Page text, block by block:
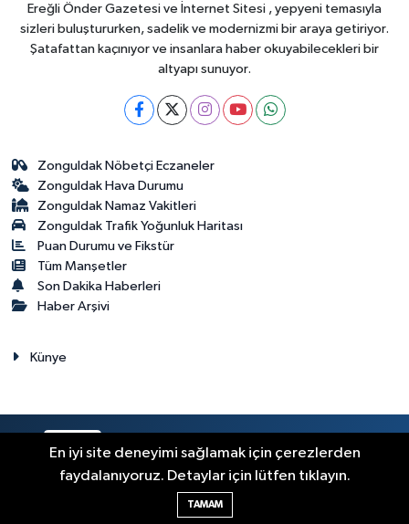
Ereğli Önder Gazetesi ve İnternet Sitesi , yepyeni temasıyla
sizleri buluştururken, sadelik ve modernizmi bir araya getiriyor.
Şatafattan kaçınıyor ve insanlara haber okuyabilecekleri bir
altyapı sunuyor.
Zonguldak Nöbetçi Eczaneler
Zonguldak Hava Durumu
Zonguldak Namaz Vakitleri
Zonguldak Trafik Yoğunluk Haritası
Puan Durumu ve Fikstür
Tüm Manşetler
Son Dakika Haberleri
Haber Arşivi
Künye
RSS Copyright © 2023. Her hakkı saklıdır.
Haber Yazılımı:
En iyi site deneyimi sağlamak için çerezlerden
faydalanıyoruz. Detaylar için lütfen tıklayın.
TAMAM